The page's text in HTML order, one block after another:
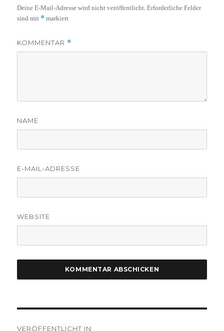
Deine E-Mail-Adresse wird nicht veröffentlicht. Erforderliche Felder
sind mit * markiert
KOMMENTAR *
NAME
E-MAIL-ADRESSE
WEBSITE
VERÖFFENTLICHT IN